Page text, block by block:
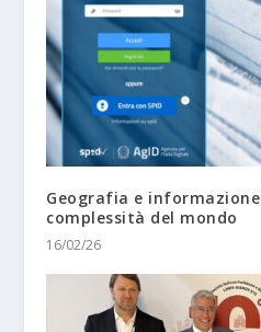
Geografia e
complessità del mondo
16/02/26